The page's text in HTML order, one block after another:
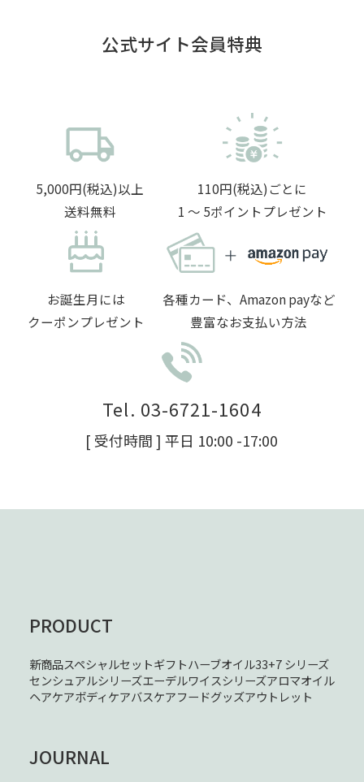
公式サイト会員特典
5,000円(税込)以上
送料無料
110円(税込)ごとに
1 〜 5ポイントプレゼント
お誕生月には
クーポンプレゼント
各種カード、Amazon payなど
豊富なお支払い方法
Tel. 03-6721-1604
[ 受付時間 ] 平日 10:00 -17:00
PRODUCT
新商品スペシャルセットギフトハーブオイル33+7 シリーズ
センシュアルシリーズエーデルワイスシリーズアロマオイル
ヘアケアボディケアバスケアフードグッズアウトレット
JOURNAL